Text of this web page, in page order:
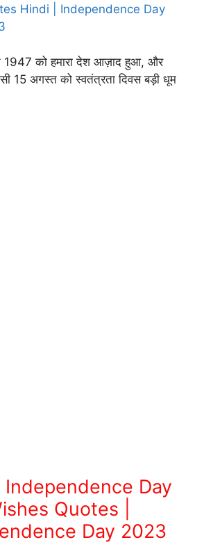
Hindi | Independence Day
1947 को हमारा देश आज़ाद हुआ, और
15 अगस्त को स्वतंत्रता दिवस बड़ी धूम
Independence Day
Quotes |
Day 2023